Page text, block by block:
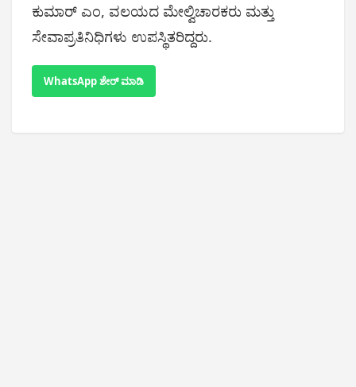
ಕುಮಾರ್‌ ಎಂ, ವಲಯದ ಮೇಲ್ವಿಚಾರಕರು ಮತ್ತು
ಸೇವಾಪ್ರತಿನಿಧಿಗಳು ಉಪಸ್ಥಿತರಿದ್ದರು.
WhatsApp ಶೇರ್ ಮಾಡಿ